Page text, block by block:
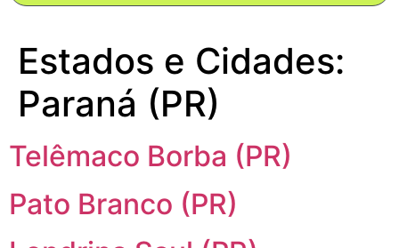
Estados e Cidades:
Paraná (PR)
Telêmaco Borba (PR)
Pato Branco (PR)